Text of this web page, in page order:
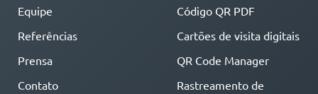
Equipe
Referências
Prensa
Contato
Código QR PDF
Cartões de visita digitais
QR Code Manager
Rastreamento de